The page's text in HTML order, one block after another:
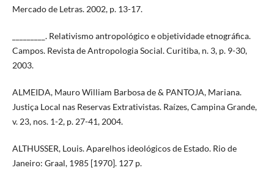
Mercado de Letras. 2002, p. 13-17.
_________. Relativismo antropológico e objetividade etnográfica.
Campos. Revista de Antropologia Social. Curitiba, n. 3, p. 9-30,
2003.
ALMEIDA, Mauro William Barbosa de & PANTOJA, Mariana.
Justiça Local nas Reservas Extrativistas. Raízes, Campina Grande,
v. 23, nos. 1-2, p. 27-41, 2004.
ALTHUSSER, Louis. Aparelhos ideológicos de Estado. Rio de
Janeiro: Graal, 1985 [1970]. 127 p.